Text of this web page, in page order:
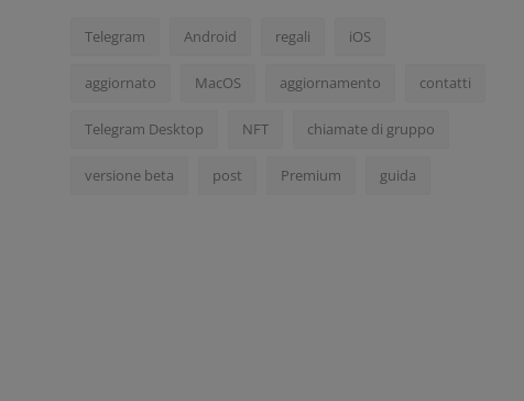
Telegram Android regali iOS
aggiornato MacOS aggiornamento contatti
Telegram Desktop NFT chiamate di gruppo
versione beta post Premium guida